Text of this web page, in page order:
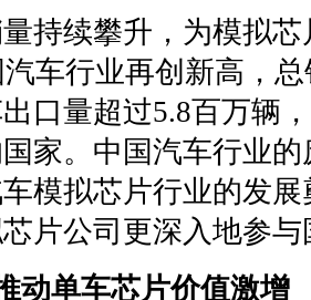
持续攀升，为模拟
车行业再创新高，
口量超过5.8百万辆
家。中国汽车行业
模拟芯片行业的发
片公司更深入地参
动单车芯片价值激增